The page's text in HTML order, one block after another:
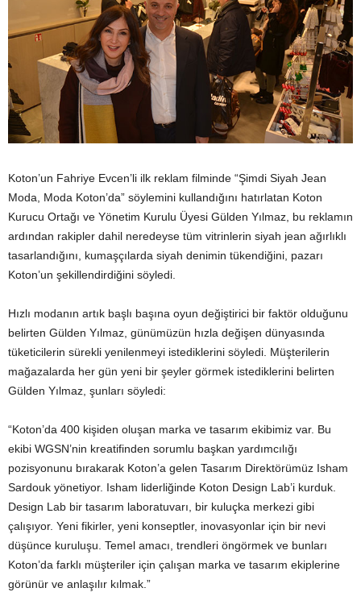
Koton’un Fahriye Evcen’li ilk reklam filminde “Şimdi Siyah Jean
Moda, Moda Koton’da” söylemini kullandığını hatırlatan Koton
Kurucu Ortağı ve Yönetim Kurulu Üyesi Gülden Yılmaz, bu reklamın
ardından rakipler dahil neredeyse tüm vitrinlerin siyah jean ağırlıklı
tasarlandığını, kumaşçılarda siyah denimin tükendiğini, pazarı
Koton’un şekillendirdiğini söyledi.
Hızlı modanın artık başlı başına oyun değiştirici bir faktör olduğunu
belirten Gülden Yılmaz, günümüzün hızla değişen dünyasında
tüketicilerin sürekli yenilenmeyi istediklerini söyledi. Müşterilerin
mağazalarda her gün yeni bir şeyler görmek istediklerini belirten
Gülden Yılmaz, şunları söyledi:
“Koton’da 400 kişiden oluşan marka ve tasarım ekibimiz var. Bu
ekibi WGSN’nin kreatifinden sorumlu başkan yardımcılığı
pozisyonunu bırakarak Koton’a gelen Tasarım Direktörümüz Isham
Sardouk yönetiyor. Isham liderliğinde Koton Design Lab’i kurduk.
Design Lab bir tasarım laboratuvarı, bir kuluçka merkezi gibi
çalışıyor. Yeni fikirler, yeni konseptler, inovasyonlar için bir nevi
düşünce kuruluşu. Temel amacı, trendleri öngörmek ve bunları
Koton’da farklı müşteriler için çalışan marka ve tasarım ekiplerine
görünür ve anlaşılır kılmak.”